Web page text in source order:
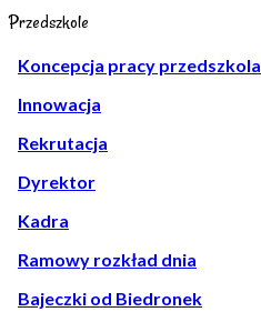
Przedszkole
Koncepcja pracy przedszkola
Innowacja
Rekrutacja
Dyrektor
Kadra
Ramowy rozkład dnia
Bajeczki od Biedronek